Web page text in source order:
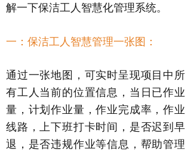
解一下保洁工人智慧化管理系统。
一：保洁工人智慧管理一张图：
通过一张地图，可实时呈现项目中所
有工人当前的位置信息，当日已作业
量，计划作业量，作业完成率，作业
线路，上下班打卡时间，是否迟到早
退，是否违规作业等信息，帮助管理